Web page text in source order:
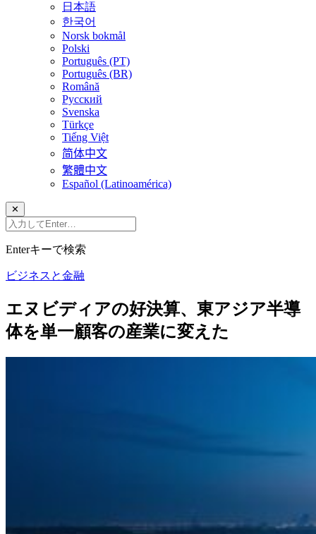
日本語
한국어
Norsk bokmål
Polski
Português (PT)
Português (BR)
Română
Русский
Svenska
Türkçe
Tiếng Việt
简体中文
繁體中文
Español (Latinoamérica)
✕
Enterキーで検索
ビジネスと金融
エヌビディアの好決算、東アジア半導
体を単一顧客の産業に変えた